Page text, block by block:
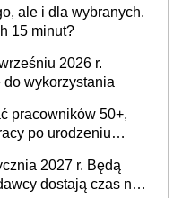
systemu i
ale i dla wybranych.
15 minut?
2026 r.
wykorzystania
pracowników 50+,
po urodzeniu
na rzecz
2027 r. Będą
dostają czas na